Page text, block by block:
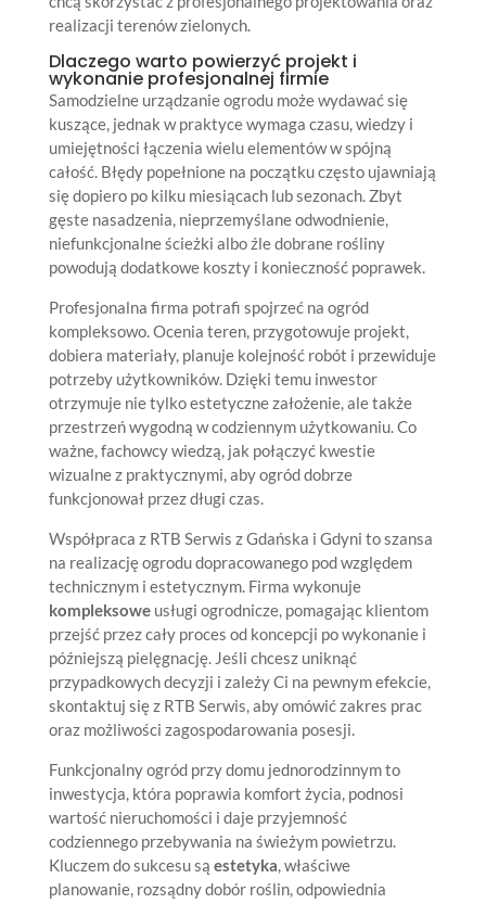
realizacji terenów zielonych.
Dlaczego warto powierzyć projekt i
wykonanie profesjonalnej firmie
Samodzielne urządzanie ogrodu może wydawać się
kuszące, jednak w praktyce wymaga czasu, wiedzy i
umiejętności łączenia wielu elementów w spójną
całość. Błędy popełnione na początku często ujawniają
się dopiero po kilku miesiącach lub sezonach. Zbyt
gęste nasadzenia, nieprzemyślane odwodnienie,
niefunkcjonalne ścieżki albo źle dobrane rośliny
powodują dodatkowe koszty i konieczność poprawek.
Profesjonalna firma potrafi spojrzeć na ogród
kompleksowo. Ocenia teren, przygotowuje projekt,
dobiera materiały, planuje kolejność robót i przewiduje
potrzeby użytkowników. Dzięki temu inwestor
otrzymuje nie tylko estetyczne założenie, ale także
przestrzeń wygodną w codziennym użytkowaniu. Co
ważne, fachowcy wiedzą, jak połączyć kwestie
wizualne z praktycznymi, aby ogród dobrze
funkcjonował przez długi czas.
Współpraca z RTB Serwis z Gdańska i Gdyni to szansa
na realizację ogrodu dopracowanego pod względem
technicznym i estetycznym. Firma wykonuje
kompleksoweusługi ogrodnicze, pomagając klientom
przejść przez cały proces od koncepcji po wykonanie i
późniejszą pielęgnację. Jeśli chcesz uniknąć
przypadkowych decyzji i zależy Ci na pewnym efekcie,
skontaktuj się z RTB Serwis, aby omówić zakres prac
oraz możliwości zagospodarowania posesji.
Funkcjonalny ogród przy domu jednorodzinnym to
inwestycja, która poprawia komfort życia, podnosi
wartość nieruchomości i daje przyjemność
codziennego przebywania na świeżym powietrzu.
Kluczem do sukcesu są estetyka, właściwe
planowanie, rozsądny dobór roślin, odpowiednia